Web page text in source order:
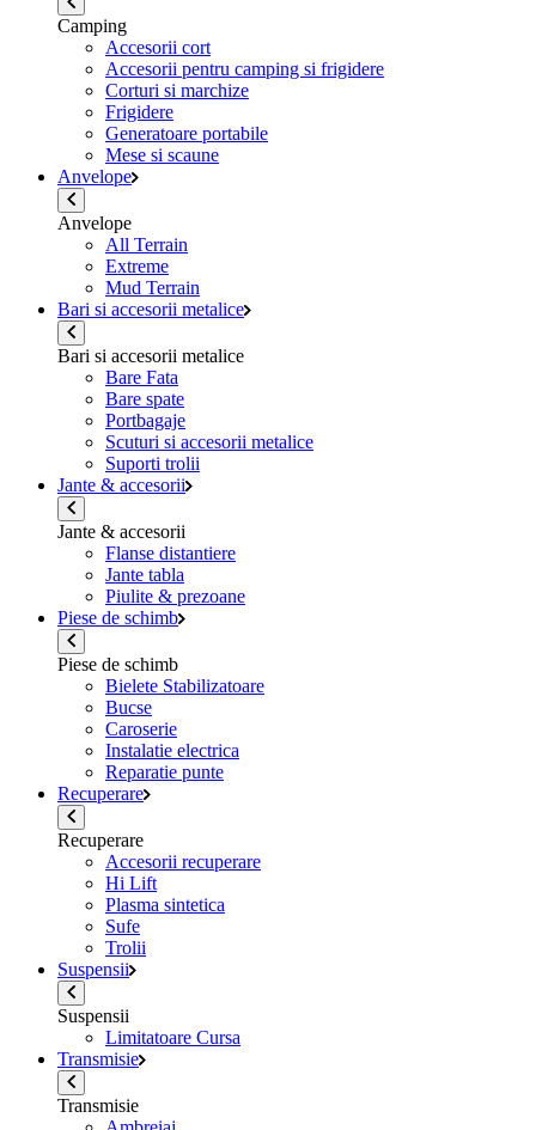
Camping
Accesorii cort
Accesorii pentru camping si frigidere
Corturi si marchize
Frigidere
Generatoare portabile
Mese si scaune
Anvelope
Anvelope
All Terrain
Extreme
Mud Terrain
Bari si accesorii metalice
Bari si accesorii metalice
Bare Fata
Bare spate
Portbagaje
Scuturi si accesorii metalice
Suporti trolii
Jante & accesorii
Jante & accesorii
Flanse distantiere
Jante tabla
Piulite & prezoane
Piese de schimb
Piese de schimb
Bielete Stabilizatoare
Bucse
Caroserie
Instalatie electrica
Reparatie punte
Recuperare
Recuperare
Accesorii recuperare
Hi Lift
Plasma sintetica
Sufe
Trolii
Suspensii
Suspensii
Limitatoare Cursa
Transmisie
Transmisie